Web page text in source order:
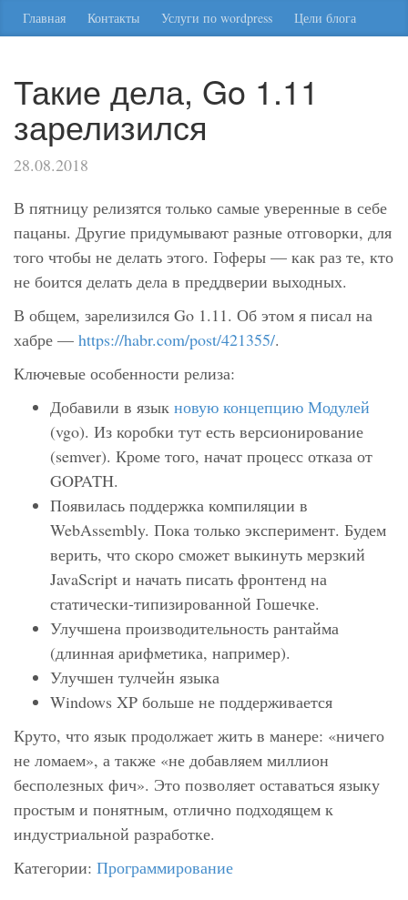
Главная Контакты Услуги по wordpress Цели блога
Такие дела, Go 1.11
зарелизился
28.08.2018
В пятницу релизятся только самые уверенные в себе
пацаны. Другие придумывают разные отговорки, для
того чтобы не делать этого. Гоферы — как раз те, кто
не боится делать дела в преддверии выходных.
В общем, зарелизился Go 1.11. Об этом я писал на
хабре — https://habr.com/post/421355/.
Ключевые особенности релиза:
Добавили в язык новую концепцию Модулей
(vgo). Из коробки тут есть версионирование
(semver). Кроме того, начат процесс отказа от
GOPATH.
Появилась поддержка компиляции в
WebAssembly. Пока только эксперимент. Будем
верить, что скоро сможет выкинуть мерзкий
JavaScript и начать писать фронтенд на
статически-типизированной Гошечке.
Улучшена производительность рантайма
(длинная арифметика, например).
Улучшен тулчейн языка
Windows XP больше не поддерживается
Круто, что язык продолжает жить в манере: «ничего
не ломаем», а также «не добавляем миллион
бесполезных фич». Это позволяет оставаться языку
простым и понятным, отлично подходящем к
индустриальной разработке.
Категории: Программирование